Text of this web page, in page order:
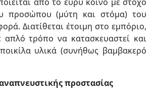
προσώπου (μύτη και στόμα) του
Διατίθεται έτοιμη στο εμπόριο,
τρόπο να κατασκευαστεί και
υλικά (συνήθως βαμβακερό
προστασίας